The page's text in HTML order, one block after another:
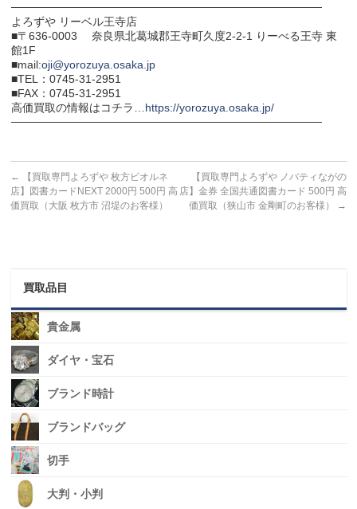
───────────────────────────────────────
よろずや リーベル王寺店
■〒636-0003 奈良県北葛城郡王寺町久度2-2-1 りーべる王寺 東
館1F
■mail:oji@yorozuya.osaka.jp
■TEL：0745-31-2951
■FAX：0745-31-2951
高価買取の情報はコチラ… https://yorozuya.osaka.jp/
───────────────────────────────────────
←
【買取専門よろずや 枚方ビオルネ
店】図書カードNEXT 2000円 500円 高
価買取（大阪 枚方市 沼堤のお客様）
【買取専門よろずや ノバティながの
店】金券 全国共通図書カード 500円 高
価買取（狭山市 金剛町のお客様）
→
買取品目
貴金属
ダイヤ・宝石
ブランド時計
ブランドバッグ
切手
大判・小判